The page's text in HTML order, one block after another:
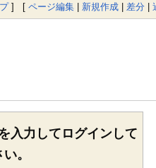
] [ ページ編集 | 新規作成 | 差分 |
入力してログインして
。